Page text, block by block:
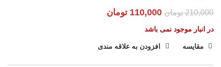
210,000 تومان 110,000 تومان
در انبار موجود نمی باشد
مقایسه افزودن به علاقه مندی